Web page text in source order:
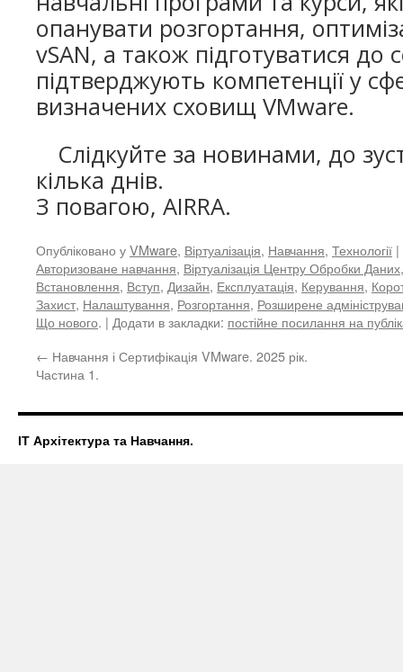
опанувати розгортання,
vSAN, а також підготуватися до
підтверджують компетенції у
визначених сховищ VMware.
Слідкуйте за новинами, до
кілька днів.
З повагою, AIRRA.
Опубліковано уVMware, Віртуалізація, Навчання, Технології |
Авторизоване навчання, Віртуалізація Центру Обробки Даних
Встановлення, Вступ, Дизайн, Експлуатація, Керування,
Захист, Налаштування, Розгортання, Розширене
Що нового. | Додати в закладки: постійне посилання на
← Навчання і Сертифікація VMware. 2025 рік.
Частина 1.
ІТ Архітектура та Навчання.